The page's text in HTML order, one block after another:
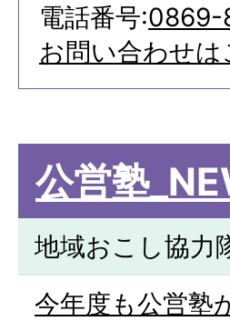
電話番号:0869-
お問い合わせは
公営塾
地域おこし協力
今年度も公営塾